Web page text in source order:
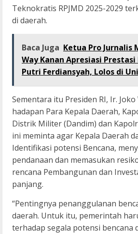
Teknokratis RPJMD 2025-2029
di daerah.
Baca Juga Ketua Pro Jurnalis
Way Kanan Apresiasi Prestasi
Putri Ferdiansyah, Lolos di
Sementara itu Presiden RI, Ir. Joko
hadapan Para Kepala Daerah,
Distrik Militer (Dandim) dan
ini meminta agar Kepala Daerah
Identifikasi potensi Bencana,
pendanaan dan memasukan
rencana Pembangunan dan
panjang.
“Pentingnya penanggulanan
daerah. Untuk itu, pemerintah
terhadap segala potensi bencana